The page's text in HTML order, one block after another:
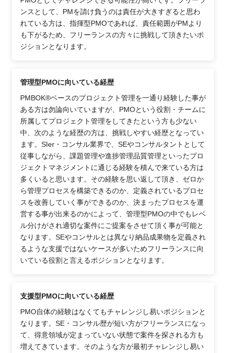
ンスとして、PMを請け負うのは責任が大きすぎると思わ
れている方は、指揮型PMOであれば、責任範囲がPMより
も下がるため、フリーランスの方々に挑戦して頂きたいポ
ジションとなります。
管理型PMOに向いている経歴
PMBOK®ベースのプロジェクト管理を一通り経験した事が
ある方は勿論向いていますが、PMOという役割・チームに
所属してプロジェクト管理をしてきたという方も少ない
中、次のような経歴の方は、挑戦しやすい経歴となってい
ます。SIer・コンサル業界で、SEやコンサルタントとして
従事しながら、課題管理や進捗管理品質管理といったプロ
ジェクトマネジメントに通じる経験を積んで来ている方は
多くいると思います。その経験を思い返して頂き、ゼロか
ら管理プロセスを構築できるのか、定義されているプロセ
スを改善していく事ができるのか、決まったプロセスを運
営する事が出来るのかによって、管理型PMOの中でもレベ
ル分けがされ適切な案件にご提案をさせて頂く事が可能と
なります。SEやコンサルとは異なり納品成果物を定義され
るような支援ではないケースが多いためフリーランスに向
いている役割と言えるポジションとなります。
支援型PMOに向いている経歴
PMO自体の経験はなくてもチャレンジし易いポジションと
なります。SE・コンサル歴が短い方がフリーランスになっ
て、得意領域が定まっていない状態で案件を探される方も
増えてきています。そのような方が最初チャレンジし易い